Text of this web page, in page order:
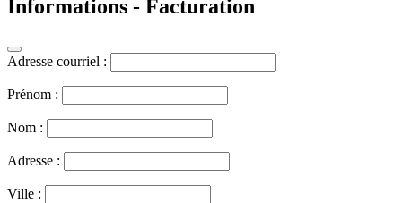
Informations - Facturation
Adresse courriel :
Prénom :
Nom :
Adresse :
Ville :